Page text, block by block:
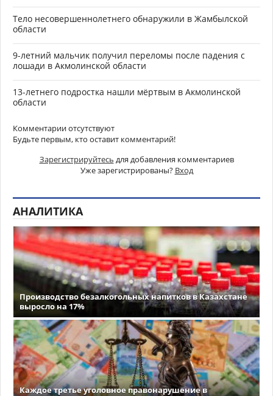
Тело несовершеннолетнего обнаружили в Жамбылской
области
9-летний мальчик получил переломы после падения с
лошади в Акмолинской области
13-летнего подростка нашли мёртвым в Акмолинской
области
Комментарии отсутствуют
Будьте первым, кто оставит комментарий!
Зарегистрируйтесь для добавления комментариев
Уже зарегистрированы? Вход
АНАЛИТИКА
Производство безалкогольных напитков в Казахстане
выросло на 17%
Каждое третье уголовное правонарушение в